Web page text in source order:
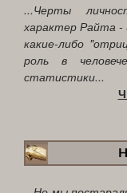
...Черты
характер Райта
какие-либо
роль в
статистики...